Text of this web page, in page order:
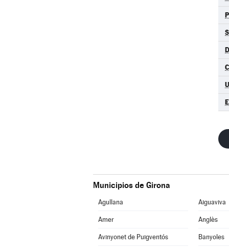
Municipios de Girona
Agullana Aiguaviva
Amer Anglès
Avinyonet de Puigventós Banyoles